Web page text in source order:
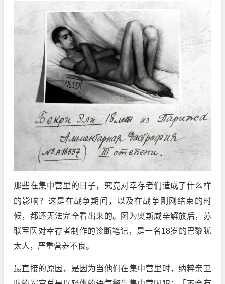
那些在集中营里的日子，究竟对幸存者们造成了什么样
的影响？这是在战争期间，以及在战争刚刚结束的时
候，都还无法完全看出来的。图为奥斯威辛解放后，苏
联军医对幸存者制作的诊断笔记，是一名18岁的巴黎犹
太人，严重营养不良。
最直接的原因，是因为当他们在集中营里时，纳粹亲卫